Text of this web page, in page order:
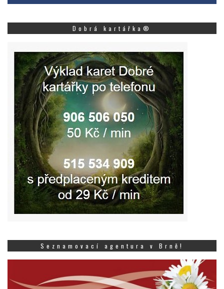
Dobrá kartářka®
Seznamovací agentura v Brně!